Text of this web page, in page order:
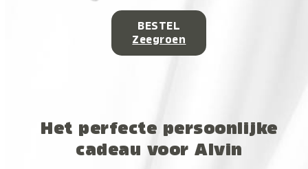
BESTEL
Zeegroen
Het perfecte persoonlijke
cadeau voor Alvin